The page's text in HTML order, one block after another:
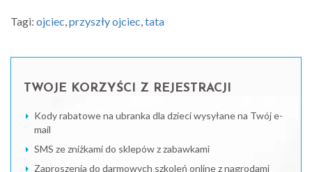
Tagi: ojciec,przyszły ojciec,tata
TWOJE KORZYŚCI Z REJESTRACJI
Kody rabatowe na ubranka dla dzieci wysyłane na Twój e-
mail
SMS ze zniżkami do sklepów z zabawkami
Zaproszenia do darmowych szkoleń online z nagrodami